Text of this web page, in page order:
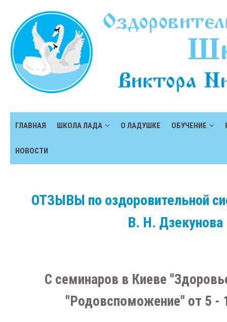
ГЛАВНАЯ ШКОЛА ЛАДА О ЛАДУШКЕ ОБУЧЕНИЕ
НОВОСТИ
ОТЗЫВЫ по оздоровительной
В. Н. Дзекунова
С семинаров в Киеве
"Родовспоможение" от 5 -